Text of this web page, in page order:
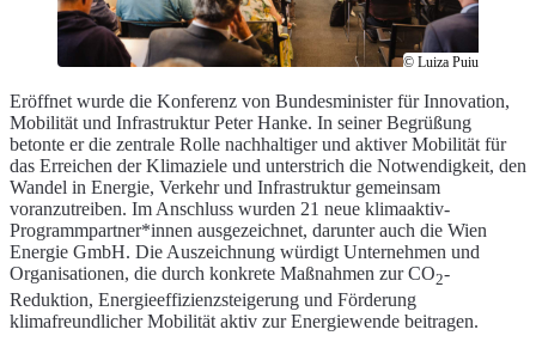
© Luiza Puiu
Eröffnet wurde die Konferenz von Bundesminister für Innovation,
Mobilität und Infrastruktur Peter Hanke. In seiner Begrüßung
betonte er die zentrale Rolle nachhaltiger und aktiver Mobilität für
das Erreichen der Klimaziele und unterstrich die Notwendigkeit, den
Wandel in Energie, Verkehr und Infrastruktur gemeinsam
voranzutreiben. Im Anschluss wurden 21 neue klimaaktiv-
Programmpartner*innen ausgezeichnet, darunter auch die Wien
Energie GmbH. Die Auszeichnung würdigt Unternehmen und
Organisationen, die durch konkrete Maßnahmen zur CO2-
Reduktion, Energieeffizienzsteigerung und Förderung
klimafreundlicher Mobilität aktiv zur Energiewende beitragen.